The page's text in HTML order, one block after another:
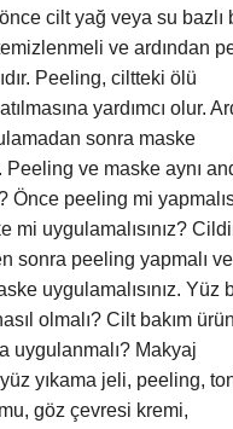
cilt yağ veya su bazlı
ve ardından
Peeling, ciltteki ölü
yardımcı olur.
sonra maske
Peeling ve maske aynı
Önce peeling mi
mi uygulamalısınız?
sonra peeling yapmalı ve
uygulamalısınız. Yüz
olmalı? Cilt bakım
uygulanmalı? Makyaj
yıkama jeli, peeling,
göz çevresi kremi,